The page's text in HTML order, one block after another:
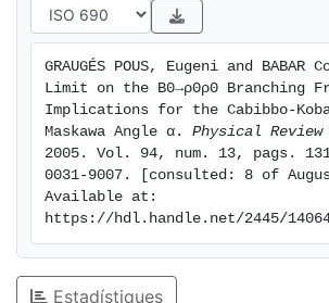
GRAUGÉS POUS, Eugeni and
Limit on the B0→ρ0ρ0 Branching
Implications for the Cabibbo-
Maskawa Angle α. Physical
2005. Vol. 94, num. 13, pags.
0031-9007. [consulted: 8 of
Available at:
https://hdl.handle.net/2445/
Estadístiques